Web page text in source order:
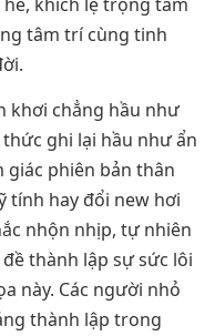
tâm trí cùng tinh
khơi chẳng hầu như
ghi lại hầu như ẩn
phiên bản thân
tính hay đổi new hơi
nhộn nhịp, tự nhiên
thành lập sự sức lôi
này. Các người nhỏ
thành lập trong